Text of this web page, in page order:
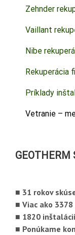
Zehnder
Vaillant
Nibe
Rekuperácia
Príklady
Vetranie –
GEOTHERM
■ 31 rokov
■ Viac ako
■ 1820
■ Ponúkame